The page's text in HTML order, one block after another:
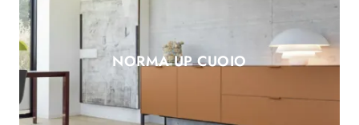
NORMA UP CUOIO